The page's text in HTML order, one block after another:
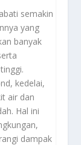
semakin
yang
banyak
kedelai,
air dan
Hal ini
dampak